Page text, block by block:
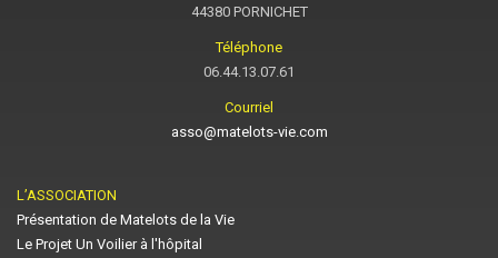
44380 PORNICHET
Téléphone
06.44.13.07.61
Courriel
asso@matelots-vie.com
L’ASSOCIATION
Présentation de Matelots de la Vie
Le Projet Un Voilier à l'hôpital